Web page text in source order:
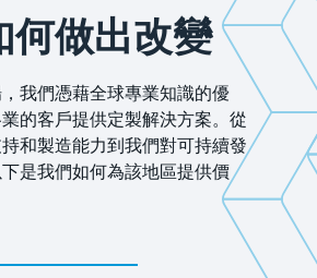
何做出改變
我們憑藉全球專業知識的優
的客戶提供定製解決方案。從
和製造能力到我們對可持續發
是我們如何為該地區提供價